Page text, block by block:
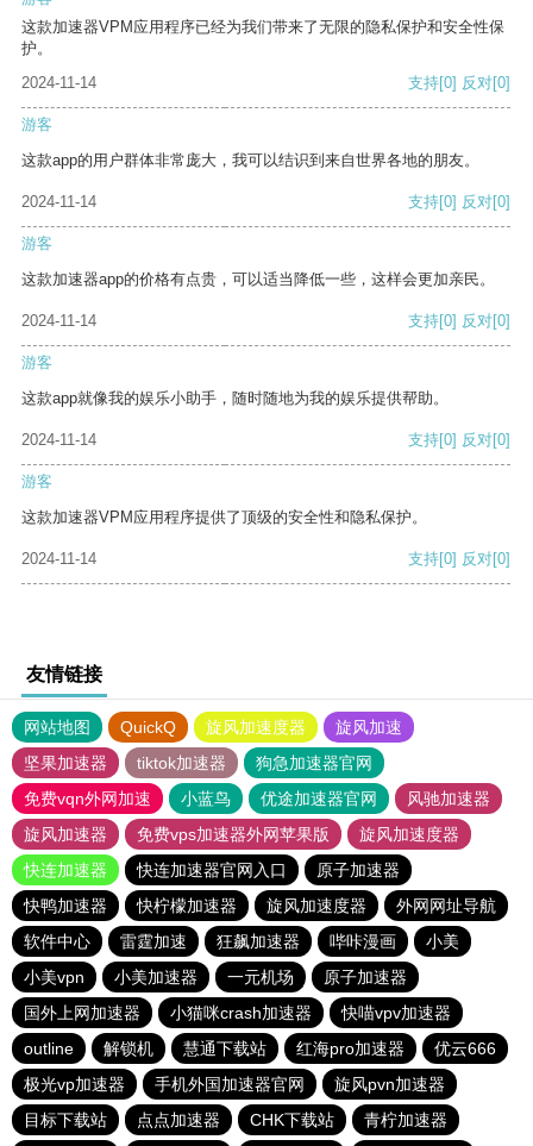
这款加速器VPM应用程序已经为我们带来了无限的隐私保护和安全性保
护。
2024-11-14
支持[0] 反对[0]
游客
这款app的用户群体非常庞大，我可以结识到来自世界各地的朋友。
2024-11-14 支持[0] 反对[0]
游客
这款加速器app的价格有点贵，可以适当降低一些，这样会更加亲民。
2024-11-14 支持[0] 反对[0]
游客
这款app就像我的娱乐小助手，随时随地为我的娱乐提供帮助。
2024-11-14 支持[0] 反对[0]
游客
这款加速器VPM应用程序提供了顶级的安全性和隐私保护。
2024-11-14 支持[0] 反对[0]
友情链接
网站地图 QuickQ 旋风加速度器
旋风加速
坚果加速器
tiktok加速器
狗急加速器官网
免费vqn外网加速
小蓝鸟 优途加速器官网
风驰加速器
旋风加速器
免费vps加速器外网苹果版
旋风加速度器
快连加速器
快连加速器官网入口
原子加速器
快鸭加速器
快柠檬加速器 旋风加速度器
外网网址导航
软件中心
雷霆加速 狂飙加速器 哔咔漫画
小美
小美vpn
小美加速器 一元机场
原子加速器
国外上网加速器
小猫咪crash加速器
快喵vpv加速器
outline
解锁机 慧通下载站 红海pro加速器
优云666
极光vp加速器
手机外国加速器官网
旋风pvn加速器
目标下载站
点点加速器 CHK下载站 青柠加速器